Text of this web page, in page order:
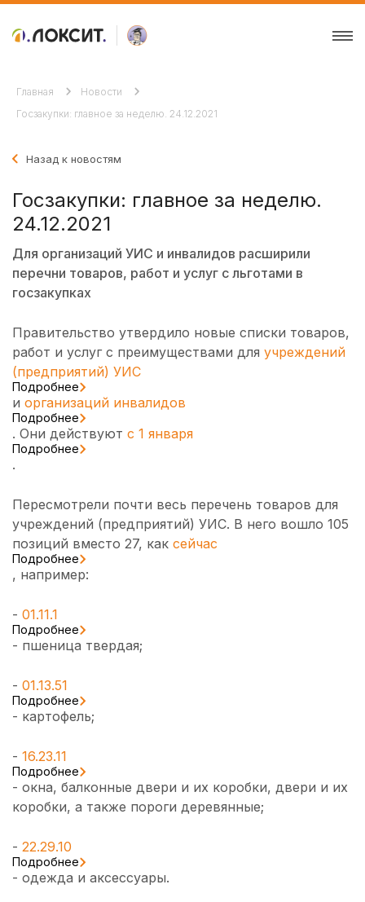
Главная
Новости
Госзакупки: главное за неделю. 24.12.2021
Назад к новостям
Госзакупки: главное за неделю.
24.12.2021
Для организаций УИС и инвалидов расширили
перечни товаров, работ и услуг с льготами в
госзакупках
Правительство утвердило новые списки товаров,
работ и услуг с преимуществами для учреждений
(предприятий) УИС
Подробнее
и организаций инвалидов
Подробнее
. Они действуют с 1 января
Подробнее
.
Пересмотрели почти весь перечень товаров для
учреждений (предприятий) УИС. В него вошло 105
позиций вместо 27, как сейчас
Подробнее
, например:
- 01.11.1
Подробнее
- пшеница твердая;
- 01.13.51
Подробнее
- картофель;
- 16.23.11
Подробнее
- окна, балконные двери и их коробки, двери и их
коробки, а также пороги деревянные;
- 22.29.10
Подробнее
- одежда и аксессуары.